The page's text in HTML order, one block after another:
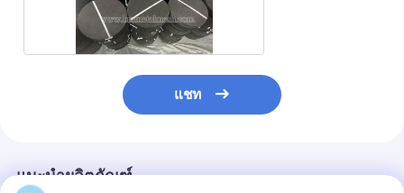
แชท
แนะนำผลิตภัณฑ์